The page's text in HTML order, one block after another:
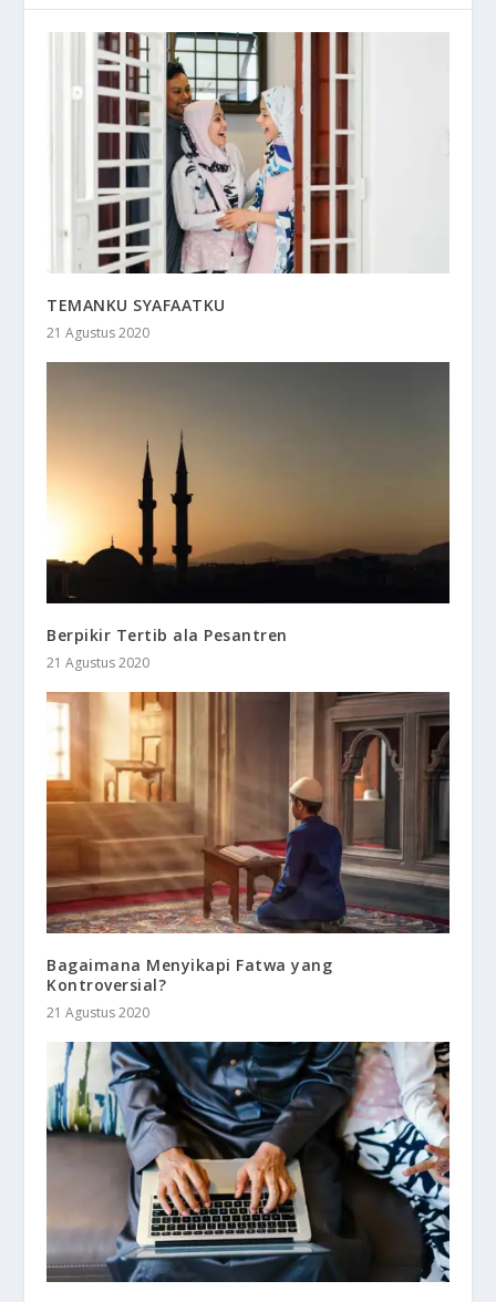
TEMANKU SYAFAATKU
21 Agustus 2020
Berpikir Tertib ala Pesantren
21 Agustus 2020
Bagaimana Menyikapi Fatwa yang
Kontroversial?
21 Agustus 2020